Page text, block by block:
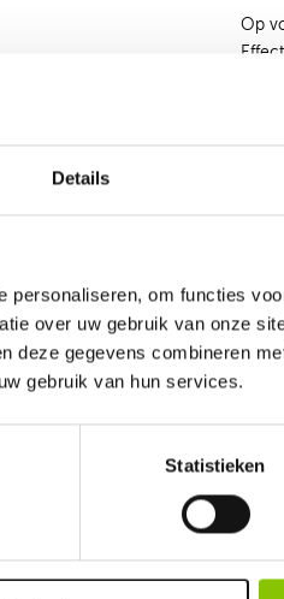
Details
om functies
over uw gebruik van onze
deze gegevens combineren
gebruik van hun services.
Statistieken
Op
- meer info
5,99